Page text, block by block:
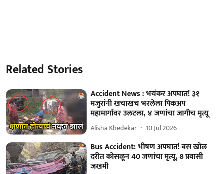
Related Stories
Accident News : भयंकर अपघात! ३१
मजुरांनी खचाखच भरलेला पिकअप
महामार्गावर उलटला, ४ जणांचा जागीच मृत्यू
Alisha Khedekar 10 Jul 2026
Bus Accident: भीषण अपघात! बस खोल
दरीत कोसळून 40 जणांचा मृत्यू, 8 प्रवासी
जखमी